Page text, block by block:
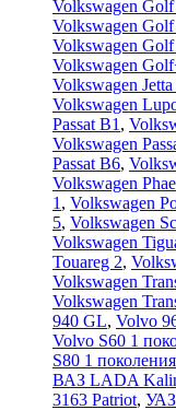
Volkswagen
Volkswagen
Volkswagen
Volkswagen
Volkswagen Jetta
Volkswagen
Passat B1 ,
Volkswagen
Passat B6,
Volkswagen
1 , Volkswagen
5, Volkswagen
Volkswagen
Touareg 2,
Volkswagen
Volkswagen
940 GL, Volvo
Volvo S60 1
S80 1 поколения
ВАЗ LADA
3163 Patriot,